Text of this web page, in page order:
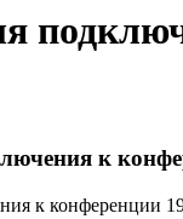
к
к конференции